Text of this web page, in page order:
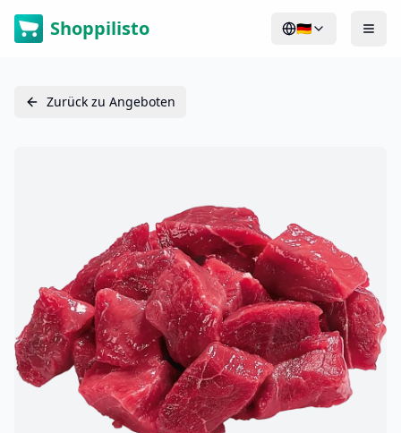
Shoppilisto 🇩🇪
Zurück zu Angeboten